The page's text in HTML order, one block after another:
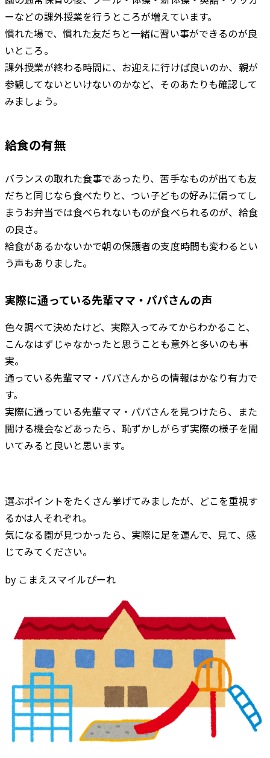
ーなどの課外授業を行うところが増えています。
慣れた場で、慣れた友だちと一緒に習い事ができるのが良
いところ。
課外授業が終わる時間に、お迎えに行けば良いのか、親が
参観してないといけないのかなど、そのあたりも確認して
みましょう。
給食の有無
バランスの取れた食事であったり、苦手なものが出ても友
だちと同じなら食べたりと、つい子どもの好みに偏ってし
まうお弁当では食べられないものが食べられるのが、給食
の良さ。
給食があるかないかで朝の保護者の支度時間も変わるとい
う声もありました。
実際に通っている先輩ママ・パパさんの声
色々調べて決めたけど、実際入ってみてからわかること、
こんなはずじゃなかったと思うことも意外と多いのも事
実。
通っている先輩ママ・パパさんからの情報はかなり有力で
す。
実際に通っている先輩ママ・パパさんを見つけたら、また
聞ける機会などあったら、恥ずかしがらず実際の様子を聞
いてみると良いと思います。
選ぶポイントをたくさん挙げてみましたが、どこを重視す
るかは人それぞれ。
気になる園が見つかったら、実際に足を運んで、見て、感
じてみてください。
by こまえスマイルぴーれ